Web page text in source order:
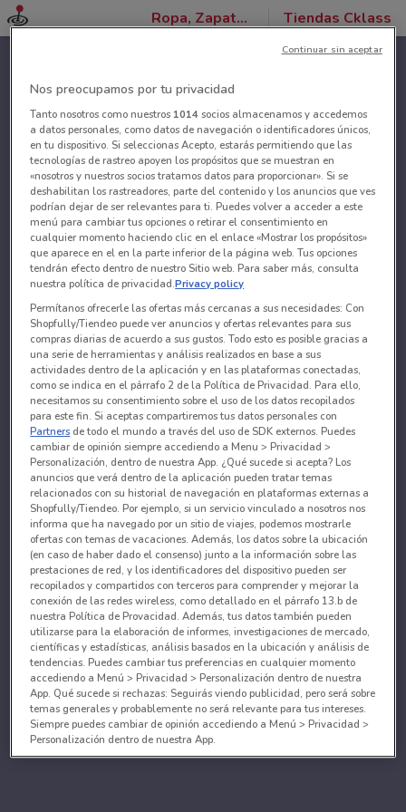
Ropa, Zapatos y Accesorios Tiendas Cklass
Nos preocupamos por tu privacidad
Tanto nosotros como nuestros 1014socios almacenamos y accedemos
a datos personales, como datos de navegación o identificadores únicos,
en tu dispositivo. Si seleccionas Acepto, estarás permitiendo que las
tecnologías de rastreo apoyen los propósitos que se muestran en
«nosotros y nuestros socios tratamos datos para proporcionar». Si se
deshabilitan los rastreadores, parte del contenido y los anuncios que ves
podrían dejar de ser relevantes para ti. Puedes volver a acceder a este
menú para cambiar tus opciones o retirar el consentimiento en
cualquier momento haciendo clic en el enlace «Mostrar los propósitos»
que aparece en el en la parte inferior de la página web. Tus opciones
tendrán efecto dentro de nuestro Sitio web. Para saber más, consulta
nuestra política de privacidad.Privacy policy
Permítanos ofrecerle las ofertas más cercanas a sus necesidades: Con
Shopfully/Tiendeo puede ver anuncios y ofertas relevantes para sus
compras diarias de acuerdo a sus gustos. Todo esto es posible gracias a
una serie de herramientas y análisis realizados en base a sus
actividades dentro de la aplicación y en las plataformas conectadas,
como se indica en el párrafo 2 de la Política de Privacidad. Para ello,
necesitamos su consentimiento sobre el uso de los datos recopilados
para este fin. Si aceptas compartiremos tus datos personales con
Partners de todo el mundo a través del uso de SDK externos. Puedes
cambiar de opinión siempre accediendo a Menu > Privacidad >
Personalización, dentro de nuestra App. ¿Qué sucede si acepta? Los
anuncios que verá dentro de la aplicación pueden tratar temas
relacionados con su historial de navegación en plataformas externas a
Shopfully/Tiendeo. Por ejemplo, si un servicio vinculado a nosotros nos
informa que ha navegado por un sitio de viajes, podemos mostrarle
ofertas con temas de vacaciones. Además, los datos sobre la ubicación
(en caso de haber dado el consenso) junto a la información sobre las
prestaciones de red, y los identificadores del dispositivo pueden ser
recopilados y compartidos con terceros para comprender y mejorar la
conexión de las redes wireless, como detallado en el párrafo 13.b de
nuestra Política de Provacidad. Además, tus datos también pueden
utilizarse para la elaboración de informes, investigaciones de mercado,
científicas y estadísticas, análisis basados en la ubicación y análisis de
tendencias. Puedes cambiar tus preferencias en cualquier momento
accediendo a Menú > Privacidad > Personalización dentro de nuestra
App. Qué sucede si rechazas: Seguirás viendo publicidad, pero será sobre
temas generales y probablemente no será relevante para tus intereses.
Siempre puedes cambiar de opinión accediendo a Menú > Privacidad >
Personalización dentro de nuestra App.
Continuar sin aceptar